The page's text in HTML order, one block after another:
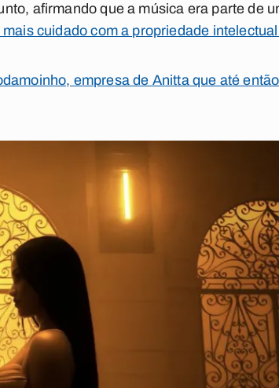
afirmando que a música era parte de
cuidado com a propriedade
empresa de Anitta que até